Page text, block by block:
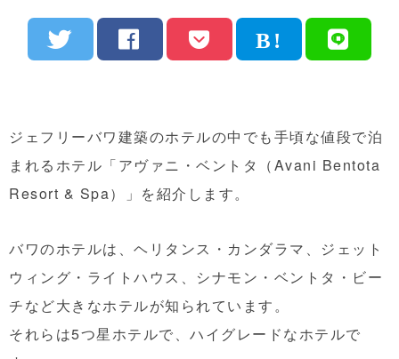
ジェフリーバワ建築のホテルの中でも手頃な値段で泊
まれるホテル「アヴァニ・ベントタ（Avani Bentota
Resort & Spa）」を紹介します。
バワのホテルは、ヘリタンス・カンダラマ、ジェット
ウィング・ライトハウス、シナモン・ベントタ・ビー
チなど大きなホテルが知られています。
それらは5つ星ホテルで、ハイグレードなホテルで